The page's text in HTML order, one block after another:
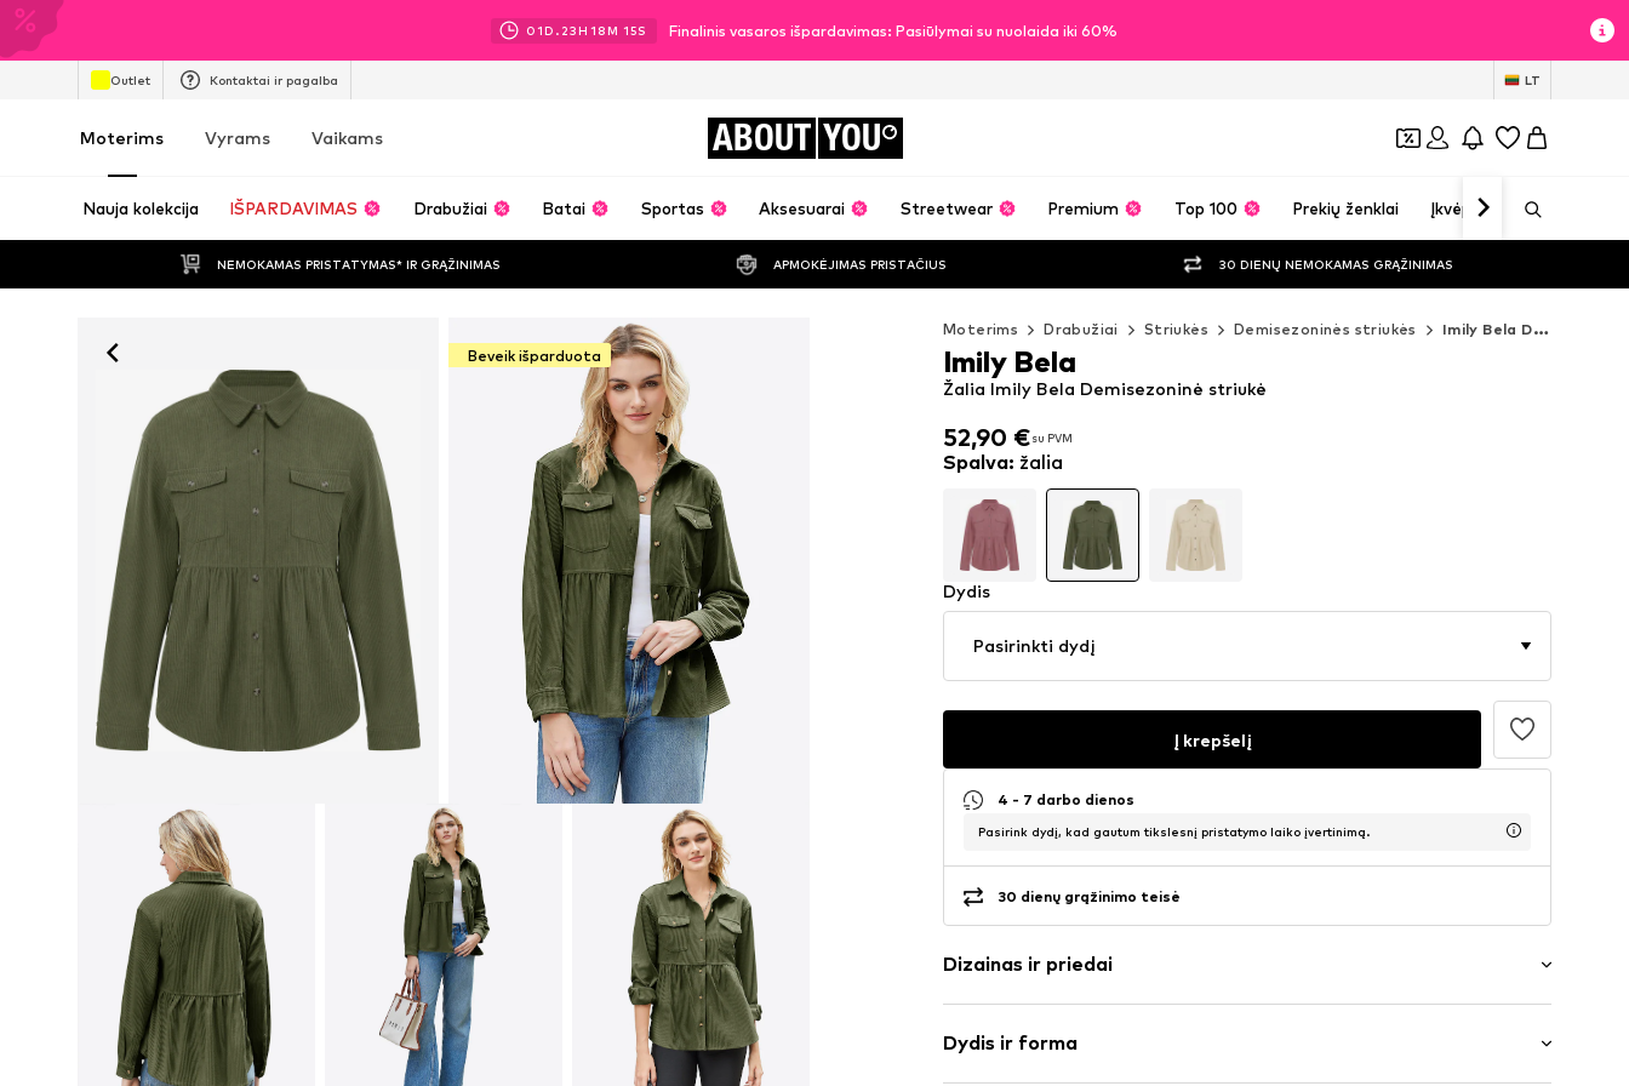
01D. 23H 18M 14S Finalinis vasaros išpardavimas: Pasiūlymai su nuolaida iki 60%
Outlet Kontaktai ir pagalba LT
Moterims Vyrams Vaikams ABOUT YOU
Nauja kolekcija IŠPARDAVIMAS Drabužiai Batai Sportas Aksesuarai Streetwear Premium Top 100 Prekių ženklai Įkvėpimas
NEMOKAMAS PRISTATYMAS* IR GRĄŽINIMAS APMOKĖJIMAS PRISTAČIUS 30 DIENŲ NEMOKAMAS GRĄŽINIMAS
Beveik išparduota
Moterims Drabužiai Striukės Demisezoninės striukės Imily Bela Demisezoninės striukės
52,90 €su PVM
52,90 €su PVM
Žalia Imily Bela Demisezoninė striukė
Imily Bela
Spalva: žalia
Dydis
Pasirinkti dydį
Į krepšelį
4 - 7 darbo dienos
Pasirink dydį, kad gautum tikslesnį pristatymo laiko įvertinimą.
30 dienų grąžinimo teisė
Dizainas ir priedai
velvetas
Vidinis
Dydis ir forma